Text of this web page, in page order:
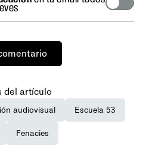
del artículo
audiovisual Escuela 53
Fenacies